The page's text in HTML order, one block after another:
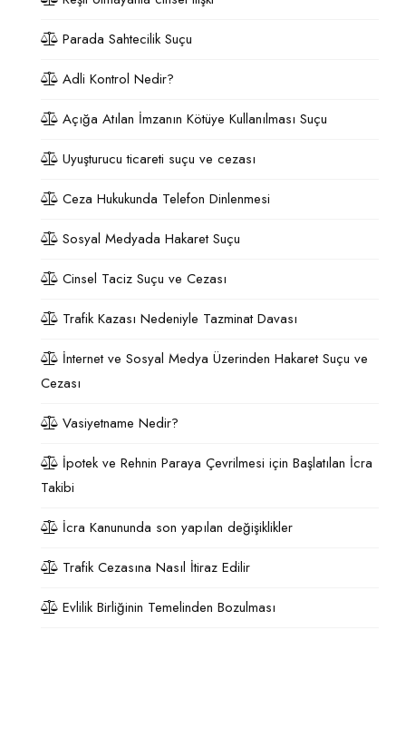
Parada Sahtecilik Suçu
Adli Kontrol Nedir?
Açığa Atılan İmzanın Kötüye Kullanılması Suçu
Uyuşturucu ticareti suçu ve cezası
Ceza Hukukunda Telefon Dinlenmesi
Sosyal Medyada Hakaret Suçu
Cinsel Taciz Suçu ve Cezası
Trafik Kazası Nedeniyle Tazminat Davası
İnternet ve Sosyal Medya Üzerinden Hakaret Suçu ve
Cezası
Vasiyetname Nedir?
İpotek ve Rehnin Paraya Çevrilmesi için Başlatılan İcra
Takibi
İcra Kanununda son yapılan değişiklikler
Trafik Cezasına Nasıl İtiraz Edilir
Evlilik Birliğinin Temelinden Bozulması